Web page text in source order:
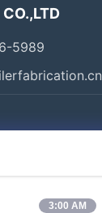
5989
3:00 AM